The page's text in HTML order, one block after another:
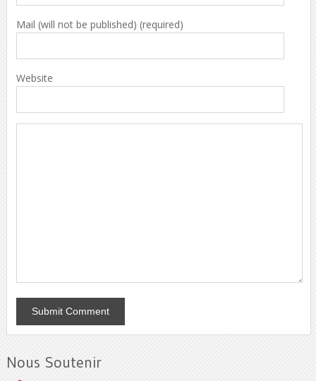
Mail (will not be published) (required)
Website
Nous Soutenir